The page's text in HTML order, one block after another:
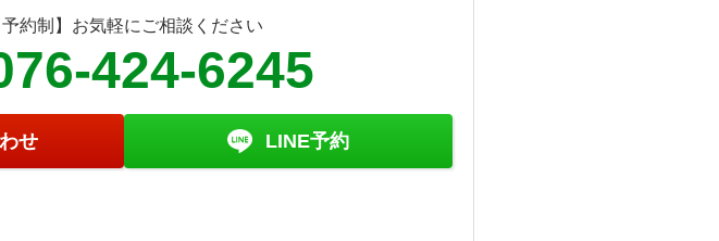
予約制】お気軽にご相談ください
424-6245
せ LINE予約